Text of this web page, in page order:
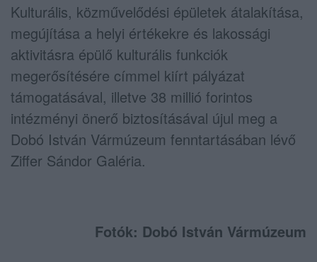
Kulturális, közművelődési épületek átalakítása,
megújítása a helyi értékekre és lakossági
aktivitásra épülő kulturális funkciók
megerősítésére címmel kiírt pályázat
támogatásával, illetve 38 millió forintos
intézményi önerő biztosításával újul meg a
Dobó István Vármúzeum fenntartásában lévő
Ziffer Sándor Galéria.
Fotók: Dobó István Vármúzeum